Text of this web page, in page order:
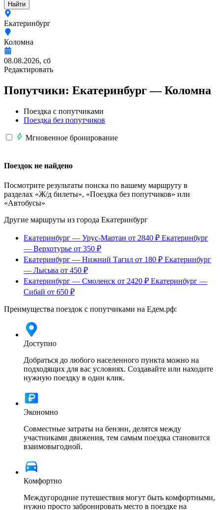
Найти
Екатеринбург
Коломна
08.08.2026, сб
Редактировать
Попутчики: Екатеринбург —Коломна
Поездка с попутчиками
Поездка без попутчиков
Мгновенное бронирование
Поездок не найдено
Посмотрите результаты поиска по вашему маршруту в
разделах «Ж/д билеты», «Поездка без попутчиков» или
«Автобусы»
Другие маршруты из города Екатеринбург
Екатеринбург — Урус-Мартан от 2840 ₽ Екатеринбург
— Верхотурье от 350 ₽
Екатеринбург — Нижний Тагил от 180 ₽ Екатеринбург
— Лысьва от 450 ₽
Екатеринбург — Смоленск от 2420 ₽ Екатеринбург —
Сибай от 650 ₽
Преимущества поездок с попутчиками на Едем.рф:
Доступно
Добраться до любого населенного пункта можно на
подходящих для вас условиях. Создавайте или находите
нужную поездку в один клик.
Экономно
Совместные затраты на бензин, делятся между
участниками движения, тем самым поездка становится
взаимовыгодной.
Комфортно
Междугородние путешествия могут быть комфортными,
нужно просто забронировать место в поездке на